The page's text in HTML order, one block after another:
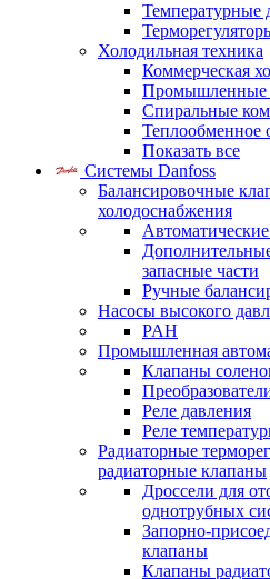
Температурные
Холодильная техника
Коммерческая
Промышленные
Спиральные
Теплообменное
Показать все
Системы Danfoss
Балансировочные
холодоснабжения
запасные части
Ручные
Насосы высокого
PAH
Промышленная
Клапаны
Реле давления
Реле
Радиаторные
радиаторные клапаны
Дроссели для
однотрубных
Запорно-
клапаны
Клапаны